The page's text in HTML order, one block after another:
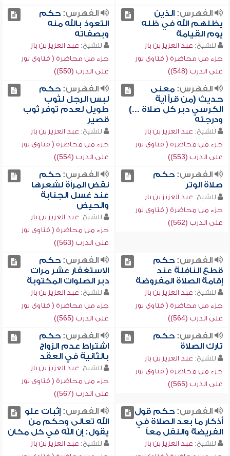
الفهرس:الذين
يظلهم الله في ظله
يوم القيامة
للشيخ: عبد العزيز بن باز
جزء من محاضرة ( فتاوى نور
على الدرب (548))
الفهرس:حكم
التعوذ بالله منه
وبصفاته
للشيخ: عبد العزيز بن باز
جزء من محاضرة ( فتاوى نور
على الدرب (550))
الفهرس:معنى
حديث (من قرأ آية
الكرسي دبر كل صلاة ...)
ودرجته
للشيخ: عبد العزيز بن باز
جزء من محاضرة ( فتاوى نور
على الدرب (553))
الفهرس:حكم
لبس الرجل لثوب
طويل لعدم توفر ثوب
قصير
للشيخ: عبد العزيز بن باز
جزء من محاضرة ( فتاوى نور
على الدرب (554))
الفهرس:حكم
صلاة الوتر
للشيخ: عبد العزيز بن باز
جزء من محاضرة ( فتاوى نور
على الدرب (562))
الفهرس:حكم
نقض المرأة لشعرها
عند غسل الجنابة
والحيض
للشيخ: عبد العزيز بن باز
جزء من محاضرة ( فتاوى نور
على الدرب (563))
الفهرس:حكم
قطع النافلة عند
إقامة الصلاة المفروضة
للشيخ: عبد العزيز بن باز
جزء من محاضرة ( فتاوى نور
على الدرب (564))
الفهرس:حكم
الاستغفار عشر مرات
دبر الصلوات المكتوبة
للشيخ: عبد العزيز بن باز
جزء من محاضرة ( فتاوى نور
على الدرب (565))
الفهرس:حكم
تارك الصلاة
للشيخ: عبد العزيز بن باز
جزء من محاضرة ( فتاوى نور
على الدرب (565))
الفهرس:حكم
اشتراط عدم الزواج
بالثانية في العقد
للشيخ: عبد العزيز بن باز
جزء من محاضرة ( فتاوى نور
على الدرب (567))
الفهرس:حكم قول
أذكار ما بعد الصلاة في
الفريضة والنفل معاً
للشيخ: عبد العزيز بن باز
الفهرس:إثبات علو
الله تعالى وحكم من
يقول: إن الله في كل مكان
للشيخ: عبد العزيز بن باز